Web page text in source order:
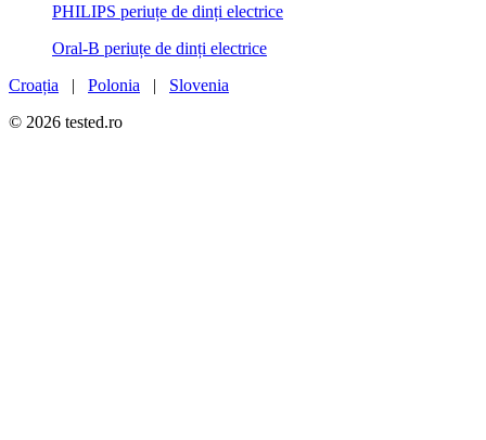
PHILIPS periuțe de dinți electrice
Oral-B periuțe de dinți electrice
Croația | Polonia | Slovenia
© 2026 tested.ro